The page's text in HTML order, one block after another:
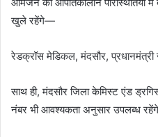
खुले रहेंगे—
रेडक्रॉस मेडिकल, मंदसौर,
साथ ही, मंदसौर जिला केमिस्ट एंड
नंबर भी आवश्यकता अनुसार उपलब्ध